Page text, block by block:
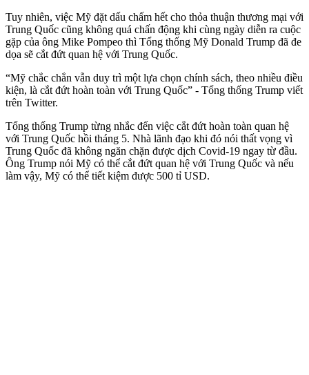
Tuy nhiên, việc Mỹ đặt dấu chấm hết cho thỏa thuận thương mại với
Trung Quốc cũng không quá chấn động khi cùng ngày diễn ra cuộc
gặp của ông Mike Pompeo thì Tổng thống Mỹ Donald Trump đã đe
dọa sẽ cắt đứt quan hệ với Trung Quốc.
“Mỹ chắc chắn vẫn duy trì một lựa chọn chính sách, theo nhiều điều
kiện, là cắt đứt hoàn toàn với Trung Quốc” - Tổng thống Trump viết
trên Twitter.
Tổng thống Trump từng nhắc đến việc cắt đứt hoàn toàn quan hệ
với Trung Quốc hồi tháng 5. Nhà lãnh đạo khi đó nói thất vọng vì
Trung Quốc đã không ngăn chặn được dịch Covid-19 ngay từ đầu.
Ông Trump nói Mỹ có thể cắt đứt quan hệ với Trung Quốc và nếu
làm vậy, Mỹ có thể tiết kiệm được 500 tỉ USD.